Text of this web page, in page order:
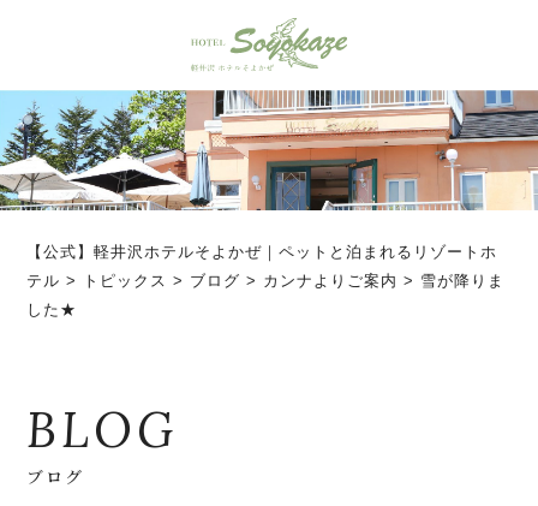
【公式】軽井沢ホテルそよかぜ｜ペットと泊まれるリゾートホ
テル > トピックス > ブログ > カンナよりご案内 > 雪が降りま
した★
BLOG
ブログ